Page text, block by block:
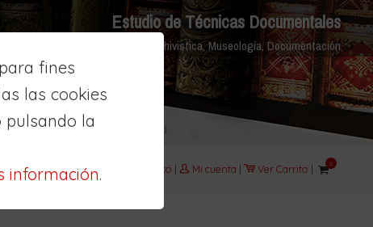
fines
las cookies
pulsando la
información.
Estudio de Técnicas Documentales
Biblioteconomía, Archivistica, Museología, Documentación
Aula Contacto | Mi cuenta | Ver Carrito | 0